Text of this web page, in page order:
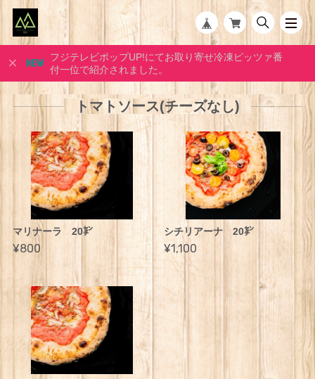
フジテレビポップUP!にてお取り寄せ冷凍ピッツァ番
付一位で紹介されました。
トマトソース(チーズなし)
マリナーラ 20㌢
¥800
シチリアーナ 20㌢
¥1,100